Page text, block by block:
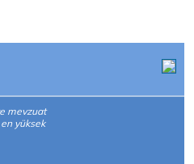
mevzuat
yüksek